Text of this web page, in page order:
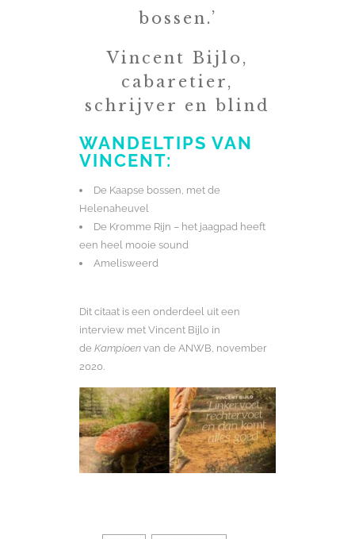
bossen.’
Vincent Bijlo,
cabaretier,
schrijver en blind
WANDELTIPS VAN
VINCENT:
De Kaapse bossen, met de
Helenaheuvel
De Kromme Rijn – het jaagpad heeft
een heel mooie sound
Amelisweerd
Dit citaat is een onderdeel uit een
interview met Vincent Bijlo in
de Kampioen van de ANWB, november
2020.